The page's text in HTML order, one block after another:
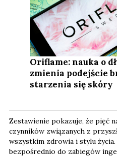
Oriflame: nauka o
zmienia podejście
starzenia się skóry
Zestawienie pokazuje, że pięć
czynników związanych z
wszystkim zdrowia i stylu
bezpośrednio do zabiegów